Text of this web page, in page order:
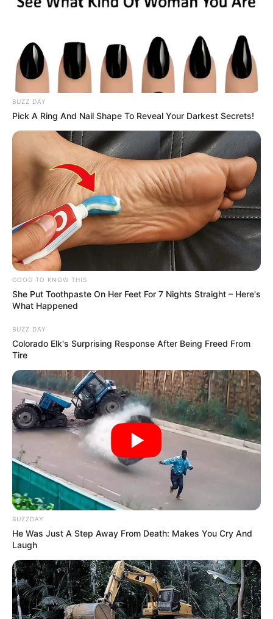
TAGS
ΧΑΛΚΙΔΑ ΝΕΑ
BUZZ DAY
Pick A Ring And Nail Shape To Reveal Your Darkest Secrets!
GOOD TO KNOW THIS
She Put Toothpaste On Her Feet For 7 Nights Straight – Here's
What Happened
BUZZ DAY
Colorado Elk's Surprising Response After Being Freed From
Tire
BUZZDAY
He Was Just A Step Away From Death: Makes You Cry And
Laugh